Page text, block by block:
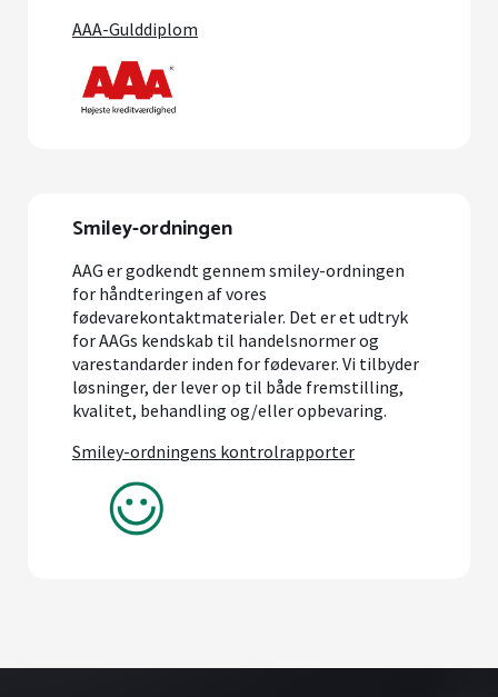
AAA-Gulddiplom
Smiley-ordningen
AAG er godkendt gennem smiley-ordningen
for håndteringen af vores
fødevarekontaktmaterialer. Det er et udtryk
for AAGs kendskab til handelsnormer og
varestandarder inden for fødevarer. Vi tilbyder
løsninger, der lever op til både fremstilling,
kvalitet, behandling og/eller opbevaring.
Smiley-ordningens kontrolrapporter